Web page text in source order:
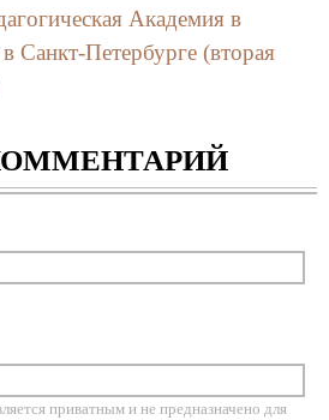
Академия в
Санкт-Петербурге (вторая
приватным и не предназначено для